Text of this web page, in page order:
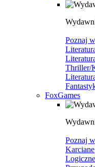
Poznaj
Thriller/
FoxGames
Poznaj
Karciane
Logiczne